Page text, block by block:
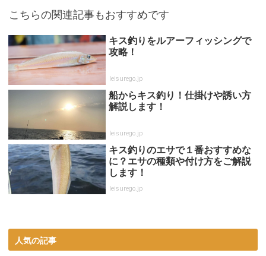
こちらの関連記事もおすすめです
キス釣りをルアーフィッシングで
攻略！
leisurego.jp
船からキス釣り！仕掛けや誘い方
解説します！
leisurego.jp
キス釣りのエサで１番おすすめな
に？エサの種類や付け方をご解説
します！
leisurego.jp
人気の記事